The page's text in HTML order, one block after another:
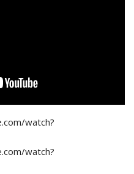
watch?
watch?